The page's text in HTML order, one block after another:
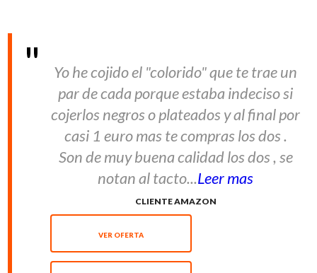
Yo he cojido el "colorido" que te trae un
par de cada porque estaba indeciso si
cojerlos negros o plateados y al final por
casi 1 euro mas te compras los dos .
Son de muy buena calidad los dos , se
notan al tacto...Leer mas
CLIENTE AMAZON
VER OFERTA